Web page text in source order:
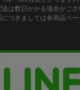
送は数日かかる場合がござ
つきましては各商品ペー